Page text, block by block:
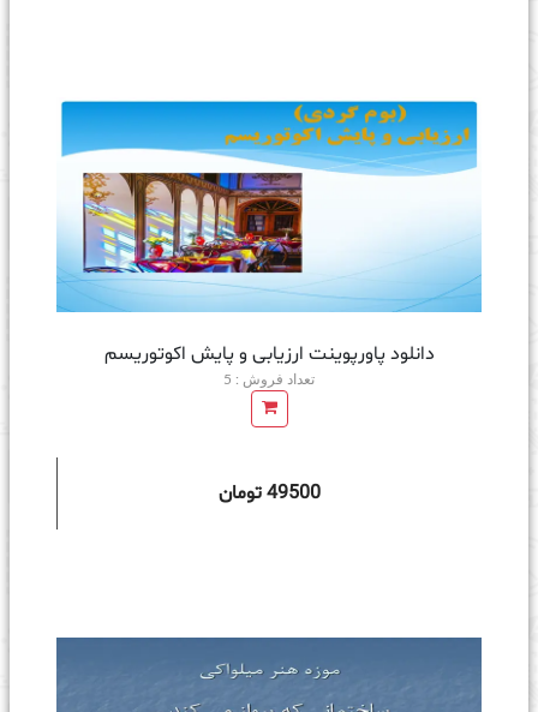
دانلود پاورپوینت ارزیابی و پایش اکوتوریسم
تعداد فروش : 5
49500 تومان